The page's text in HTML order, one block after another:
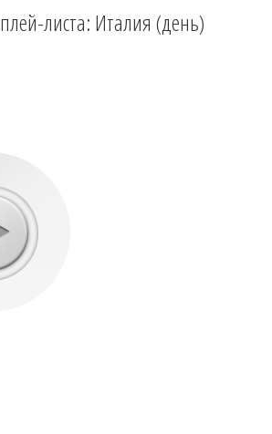
листа: Италия (день)